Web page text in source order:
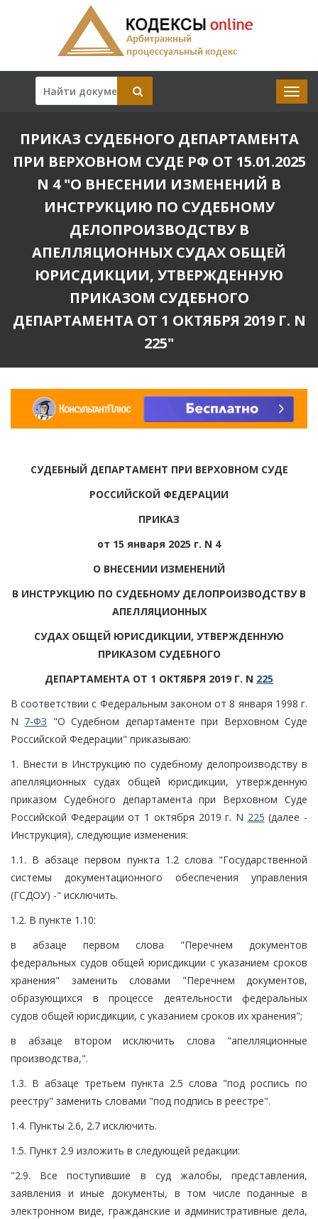
ПРИКАЗ СУДЕБНОГО ДЕПАРТАМЕНТА
ПРИ ВЕРХОВНОМ СУДЕ РФ ОТ 15.01.2025
N 4 "О ВНЕСЕНИИ ИЗМЕНЕНИЙ В
ИНСТРУКЦИЮ ПО СУДЕБНОМУ
ДЕЛОПРОИЗВОДСТВУ В
АПЕЛЛЯЦИОННЫХ СУДАХ ОБЩЕЙ
ЮРИСДИКЦИИ, УТВЕРЖДЕННУЮ
ПРИКАЗОМ СУДЕБНОГО
ДЕПАРТАМЕНТА ОТ 1 ОКТЯБРЯ 2019 Г. N
225"
СУДЕБНЫЙ ДЕПАРТАМЕНТ ПРИ ВЕРХОВНОМ СУДЕ
РОССИЙСКОЙ ФЕДЕРАЦИИ
ПРИКАЗ
от 15 января 2025 г. N 4
О ВНЕСЕНИИ ИЗМЕНЕНИЙ
В ИНСТРУКЦИЮ ПО СУДЕБНОМУ ДЕЛОПРОИЗВОДСТВУ В
АПЕЛЛЯЦИОННЫХ
СУДАХ ОБЩЕЙ ЮРИСДИКЦИИ, УТВЕРЖДЕННУЮ
ПРИКАЗОМ СУДЕБНОГО
ДЕПАРТАМЕНТА ОТ 1 ОКТЯБРЯ 2019 Г. N 225
В соответствии с Федеральным законом от 8 января 1998 г.
N 7-ФЗ "О Судебном департаменте при Верховном Суде
Российской Федерации" приказываю:
1. Внести в Инструкцию по судебному делопроизводству в
апелляционных судах общей юрисдикции, утвержденную
приказом Судебного департамента при Верховном Суде
Российской Федерации от 1 октября 2019 г. N 225 (далее -
Инструкция), следующие изменения:
1.1. В абзаце первом пункта 1.2 слова "Государственной
системы документационного обеспечения управления
(ГСДОУ) -" исключить.
1.2. В пункте 1.10:
в абзаце первом слова "Перечнем документов
федеральных судов общей юрисдикции с указанием сроков
хранения" заменить словами "Перечнем документов,
образующихся в процессе деятельности федеральных
судов общей юрисдикции, с указанием сроков их хранения";
в абзаце втором исключить слова "апелляционные
производства,".
1.3. В абзаце третьем пункта 2.5 слова "под роспись по
реестру" заменить словами "под подпись в реестре".
1.4. Пункты 2.6, 2.7 исключить.
1.5. Пункт 2.9 изложить в следующей редакции:
"2.9. Все поступившие в суд жалобы, представления,
заявления и иные документы, в том числе поданные в
электронном виде, гражданские и административные дела,